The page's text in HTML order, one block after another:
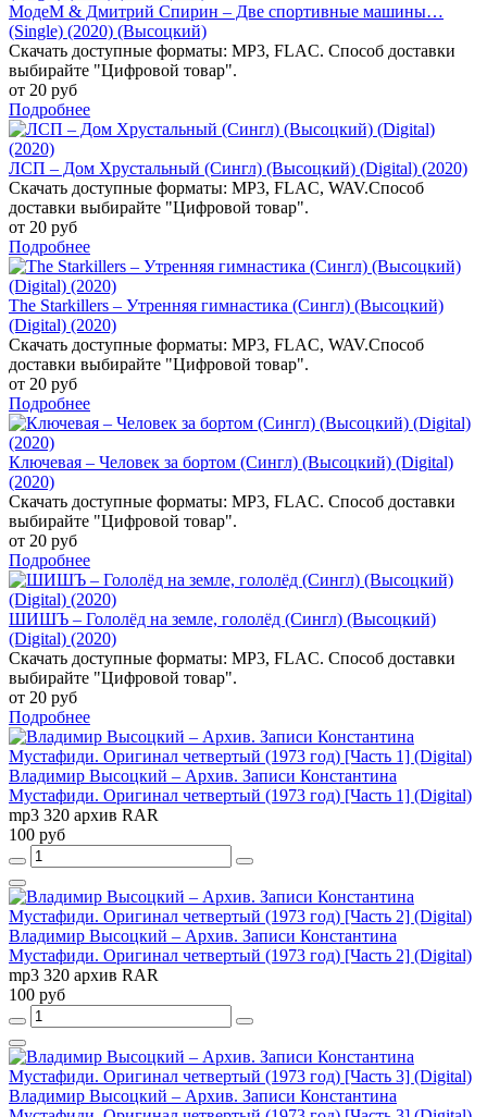
МодеМ & Дмитрий Спирин – Две спортивные машины…
(Single) (2020) (Высоцкий)
Скачать доступные форматы: MP3, FLAC. Способ доставки
выбирайте "Цифровой товар".
от 20 руб
Подробнее
ЛСП – Дом Хрустальный (Сингл) (Высоцкий) (Digital) (2020)
Скачать доступные форматы: MP3, FLAC, WAV.Способ
доставки выбирайте "Цифровой товар".
от 20 руб
Подробнее
The Starkillers – Утренняя гимнастика (Сингл) (Высоцкий)
(Digital) (2020)
Скачать доступные форматы: MP3, FLAC, WAV.Способ
доставки выбирайте "Цифровой товар".
от 20 руб
Подробнее
Ключевая – Человек за бортом (Сингл) (Высоцкий) (Digital)
(2020)
Скачать доступные форматы: MP3, FLAC. Способ доставки
выбирайте "Цифровой товар".
от 20 руб
Подробнее
ШИШЪ – Гололёд на земле, гололёд (Сингл) (Высоцкий)
(Digital) (2020)
Скачать доступные форматы: MP3, FLAC. Способ доставки
выбирайте "Цифровой товар".
от 20 руб
Подробнее
Владимир Высоцкий – Архив. Записи Константина
Мустафиди. Оригинал четвертый (1973 год) [Часть 1] (Digital)
mp3 320 архив RAR
100 руб
Владимир Высоцкий – Архив. Записи Константина
Мустафиди. Оригинал четвертый (1973 год) [Часть 2] (Digital)
mp3 320 архив RAR
100 руб
Владимир Высоцкий – Архив. Записи Константина